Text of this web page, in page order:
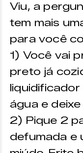
Viu, a
tem mais
para você
1) Você vai
preto já
água e
2) Pique 2
defumada e